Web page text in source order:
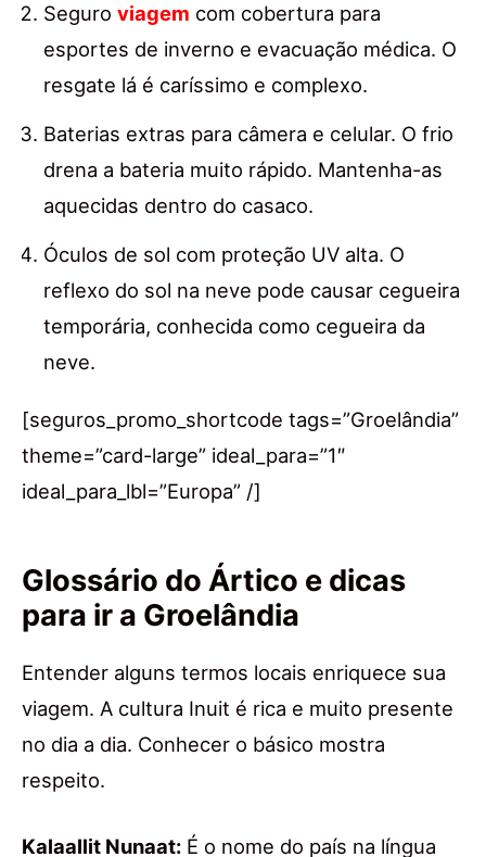
Seguro viagem com cobertura para
esportes de inverno e evacuação médica. O
resgate lá é caríssimo e complexo.
Baterias extras para câmera e celular. O frio
drena a bateria muito rápido. Mantenha-as
aquecidas dentro do casaco.
Óculos de sol com proteção UV alta. O
reflexo do sol na neve pode causar cegueira
temporária, conhecida como cegueira da
neve.
[seguros_promo_shortcode tags=”Groelândia”
theme=”card-large” ideal_para=”1″
ideal_para_lbl=”Europa” /]
Glossário do Ártico e dicas
para ir a Groelândia
Entender alguns termos locais enriquece sua
viagem. A cultura Inuit é rica e muito presente
no dia a dia. Conhecer o básico mostra
respeito.
Kalaallit Nunaat: É o nome do país na língua